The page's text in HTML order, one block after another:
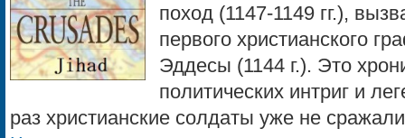
поход (1147-1149 гг.),
первого христианского
Эддесы (1144 г.). Это
политических интриг и
раз христианские солдаты уже не